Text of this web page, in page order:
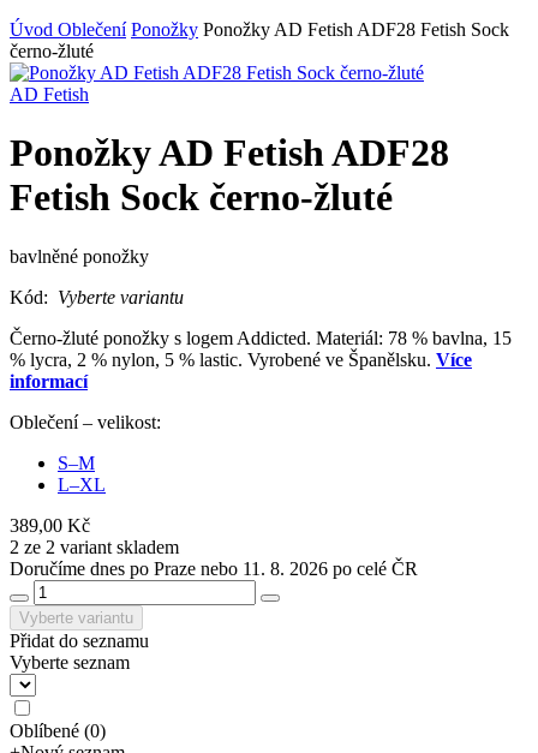
Úvod Oblečení Ponožky Ponožky AD Fetish ADF28 Fetish Sock
černo-žluté
AD Fetish
Ponožky AD Fetish ADF28
Fetish Sock černo-žluté
bavlněné ponožky
Kód: Vyberte variantu
Černo-žluté ponožky s logem Addicted. Materiál: 78 % bavlna, 15
% lycra, 2 % nylon, 5 % lastic. Vyrobené ve Španělsku. Více
informací
Oblečení – velikost:
S–M
L–XL
389,00 Kč
2 ze 2 variant skladem
Doručíme dnes po Praze nebo 11. 8. 2026 po celé ČR
Vyberte variantu
Přidat do seznamu
Vyberte seznam
Oblíbené (0)